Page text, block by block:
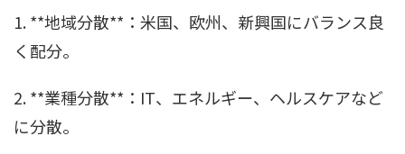
1. **地域分散**：米国、欧州、新興国にバランス良
く配分。
2. **業種分散**：IT、エネルギー、ヘルスケアなど
に分散。